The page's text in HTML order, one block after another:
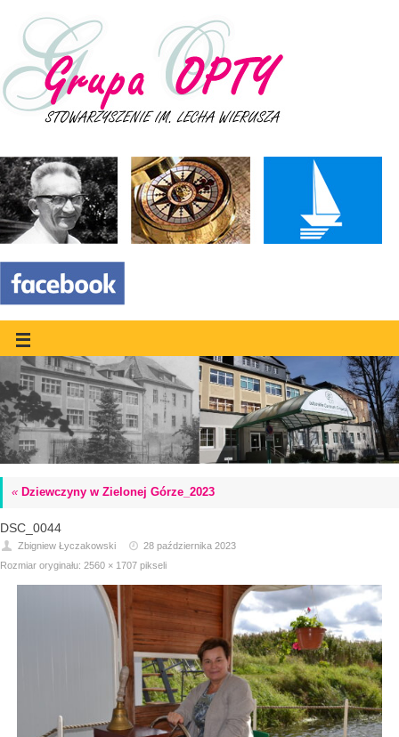
« Dziewczyny w Zielonej Górze_2023
DSC_0044
Zbigniew Łyczakowski
28 października 2023
Rozmiar oryginału: 2560 × 1707 pikseli